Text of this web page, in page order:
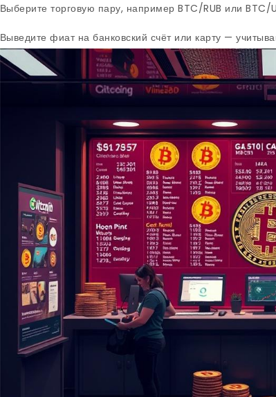
Выберите торговую пару, например BTC/RUB или BTC/
Выведите фиат на банковский счёт или карту —